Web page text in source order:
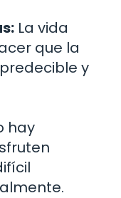
La vida
que la
y
hay